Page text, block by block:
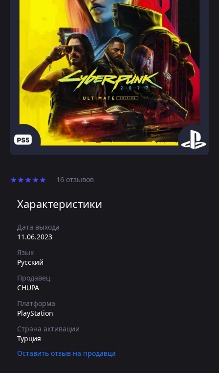
16 отзывов
Характеристики
Дата выхода
11.06.2023
Язык
Русский
Продавец
CHUPA
Платформа
PlayStation
Страна активации
Турция
Оставить отзыв на продавца